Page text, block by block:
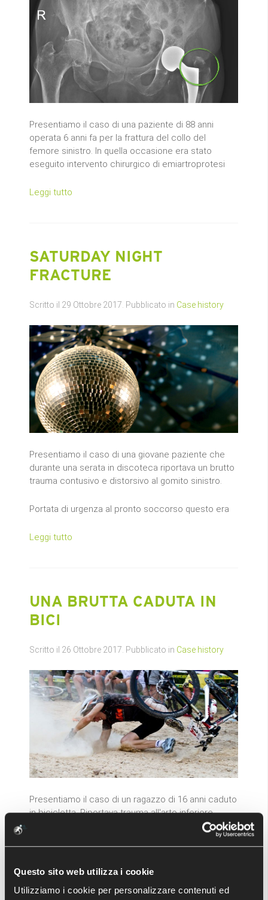
Questo sito web utilizza i cookie
Utilizziamo i cookie per personalizzare contenuti ed
Presentiamo il caso di una paziente di 88 anni
operata 6 anni fa per la frattura del collo del
femore sinistro. In quella occasione era stato
eseguito intervento chirurgico di emiartroprotesi
Leggi tutto
SATURDAY NIGHT
FRACTURE
Scritto il 29 Ottobre 2017 . Pubblicato in Case history
Presentiamo il caso di una giovane paziente che
durante una serata in discoteca riportava un brutto
trauma contusivo e distorsivo al gomito sinistro.
Portata di urgenza al pronto soccorso questo era
Leggi tutto
UNA BRUTTA CADUTA IN
BICI
Scritto il 26 Ottobre 2017 . Pubblicato in Case history
Presentiamo il caso di un ragazzo di 16 anni caduto
in bicicletta. Riportava trauma all'arto inferiore
sinistro. Di seguito il controllo radiografico in pronto
Frattura spiroide